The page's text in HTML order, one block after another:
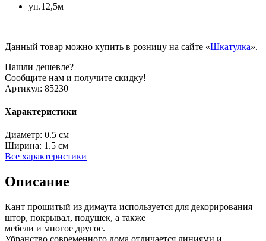
уп.12,5м
Данный товар можно купить в розницу на сайте «Шкатулка».
Нашли дешевле?
Сообщите нам и получите скидку!
Артикул: 85230
Характеристики
Диаметр: 0.5 см
Ширина: 1.5 см
Все характеристики
Описание
Кант прошитый из димаута используется для декорирования
штор, покрывал, подушек, а также
мебели и многое другое.